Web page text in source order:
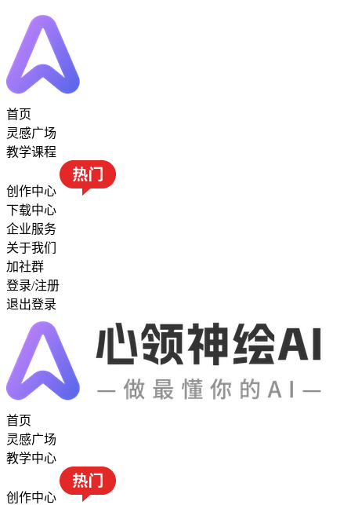
首页
灵感广场
教学课程
创作中心
下载中心
企业服务
关于我们
加社群
登录/注册
退出登录
首页
灵感广场
教学中心
创作中心